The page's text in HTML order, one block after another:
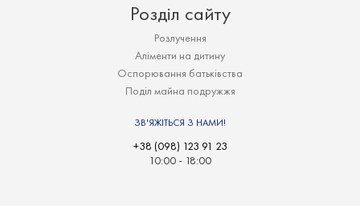
Розділ сайту
Розлучення
Аліменти на дитину
Оспорювання батьківства
Поділ майна подружжя
ЗВ'ЯЖІТЬСЯ З НАМИ!
+38 (098) 123 91 23
10:00 - 18:00